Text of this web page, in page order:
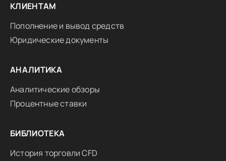
КЛИЕНТАМ
Пополнение и вывод средств
Юридические документы
АНАЛИТИКА
Аналитические обзоры
Процентные ставки
БИБЛИОТЕКА
История торговли CFD